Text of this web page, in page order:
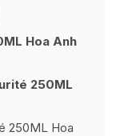
Hoa Anh
250ML
250ML Hoa